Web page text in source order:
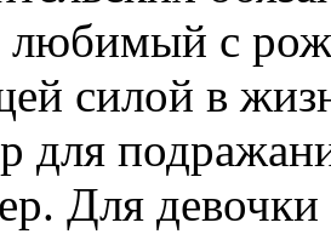
любимый с
силой в
для
Для девочки